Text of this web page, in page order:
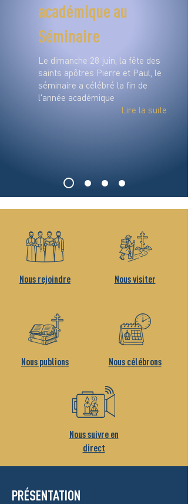
académique au
Séminaire
Le dimanche 28 juin, la fête des
saints apôtres Pierre et Paul, le
séminaire a célébré la fin de
l'année académique
Lire la suite
Nous rejoindre
Nous publions
Nous visiter
Nous célébrons
Nous suivre en
direct
PRÉSENTATION